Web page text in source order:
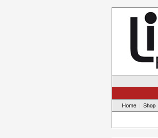
Home Shop